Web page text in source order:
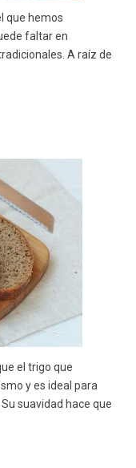
que hemos
faltar en
A raíz de
el trigo que
y es ideal para
. Su suavidad hace que